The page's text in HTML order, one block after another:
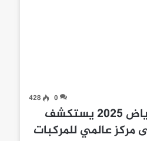
0
428
معرض أوتوميكانيكا الرياض 2025 يستكشف
مركز عالمي للمركبات